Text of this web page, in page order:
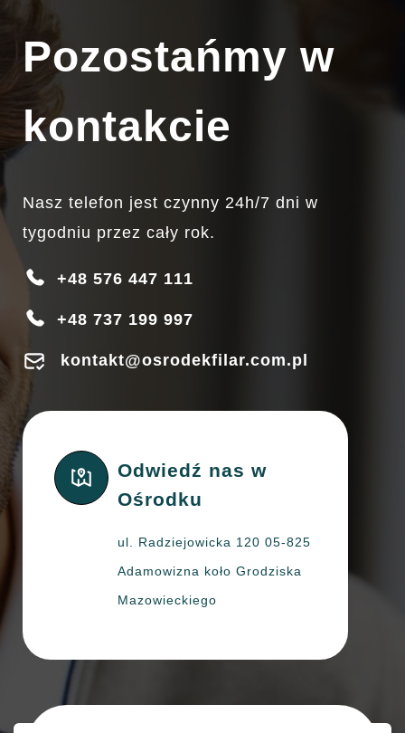
Pozostańmy w
kontakcie
Nasz telefon jest czynny 24h/7 dni w
tygodniu przez cały rok.
+48 576 447 111
+48 737 199 997
kontakt@osrodekfilar.com.pl
Odwiedź nas w
Ośrodku
ul. Radziejowicka 120 05-825
Adamowizna koło Grodziska
Mazowieckiego